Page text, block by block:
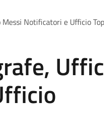
Notificatori e Ufficio